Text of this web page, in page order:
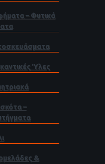
– Φυτικά
Ύλες
–
&